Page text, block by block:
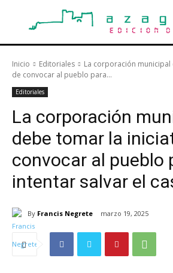
Inicio Editoriales
La corporación
de convocar al pueblo para...
Editoriales
La corporación
debe tomar la
convocar al pueblo
intentar salvar el
By Francis Negrete marzo 19, 2025